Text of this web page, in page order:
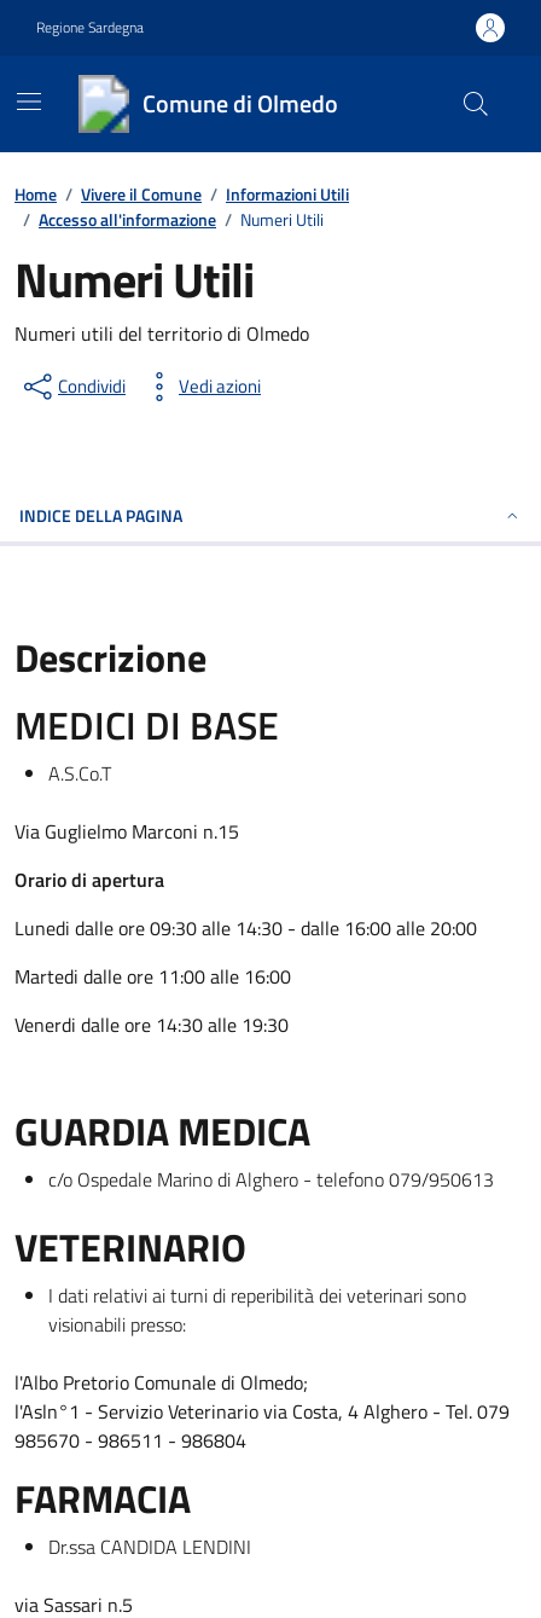
Regione Sardegna
Comune di Olmedo
Contenuti in evidenza
Home / Vivere il Comune / Informazioni Utili
/ Accesso all'informazione / Numeri Utili
Numeri Utili
Numeri utili del territorio di Olmedo
Condividi Vedi azioni
INDICE DELLA PAGINA
Descrizione
MEDICI DI BASE
A.S.Co.T
Via Guglielmo Marconi n.15
Orario di apertura
Lunedi dalle ore 09:30 alle 14:30 - dalle 16:00 alle 20:00
Martedi dalle ore 11:00 alle 16:00
Venerdi dalle ore 14:30 alle 19:30
GUARDIA MEDICA
c/o Ospedale Marino di Alghero - telefono 079/950613
VETERINARIO
I dati relativi ai turni di reperibilità dei veterinari sono
visionabili presso:
l'Albo Pretorio Comunale di Olmedo;
l'Asln°1 - Servizio Veterinario via Costa, 4 Alghero - Tel. 079
985670 - 986511 - 986804
FARMACIA
Dr.ssa CANDIDA LENDINI
via Sassari n.5